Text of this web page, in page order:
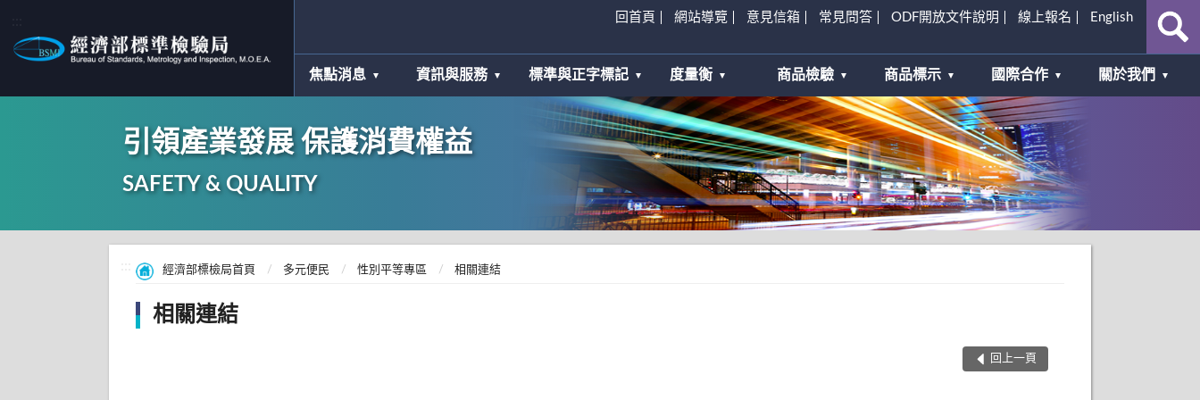
回首頁 網站導覽 意見信箱 常見問答 ODF開放文件說明 線上報名 English
焦點消息 資訊與服務 標準與正字標記 度量衡 商品檢驗 商品標示 國際合作 關於我們
引領產業發展 保護消費權益
SAFETY & QUALITY
經濟部標檢局首頁 多元便民 性別平等專區 相關連結
相關連結
回上一頁